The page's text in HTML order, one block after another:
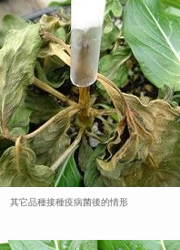
其它品種接種疫病菌後的情形